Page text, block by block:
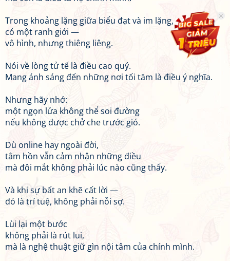
Trong khoảng lặng giữa biểu đạt và im lặng,
có một ranh giới —
vô hình, nhưng thiêng liêng.
Nói về lòng tử tế là điều cao quý.
Mang ánh sáng đến những nơi tối tăm là điều ý nghĩa.
Nhưng hãy nhớ:
một ngọn lửa không thể soi đường
nếu không được chở che trước gió.
Dù online hay ngoài đời,
tâm hồn vẫn cảm nhận những điều
mà đôi mắt không phải lúc nào cũng thấy.
Và khi sự bất an khẽ cất lời —
đó là trí tuệ, không phải nỗi sợ.
Lùi lại một bước
không phải là rút lui,
mà là nghệ thuật giữ gìn nội tâm của chính mình.